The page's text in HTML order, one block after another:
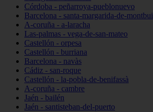
Córdoba - peñarroya-pueblonuevo
Barcelona - santa-margarida-de-montbui
A-coruña - a-laracha
Las-palmas - vega-de-san-mateo
Castellón - orpesa
Castellón - burriana
Barcelona - navàs
Cádiz - san-roque
Castellón - la-pobla-de-benifassà
A-coruña - cambre
Jaén - bailén
Jaén - santisteban-del-puerto